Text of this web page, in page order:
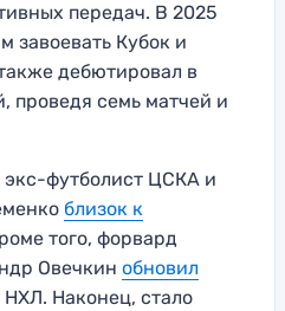
передач. В 2025
завоевать Кубок и
дебютировал в
проведя семь матчей и
экс-футболист ЦСКА и
близок к
того, форвард
Овечкин обновил
Наконец, стало